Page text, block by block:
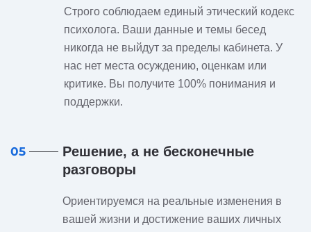
Строго соблюдаем единый этический кодекс
психолога. Ваши данные и темы бесед
никогда не выйдут за пределы кабинета. У
нас нет места осуждению, оценкам или
критике. Вы получите 100% понимания и
поддержки.
05
Решение, а не бесконечные
разговоры
Ориентируемся на реальные изменения в
вашей жизни и достижение ваших личных